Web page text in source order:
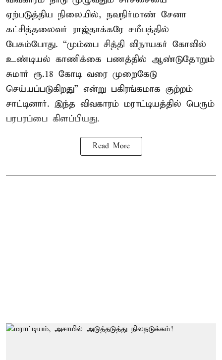
ஏற்படுத்திய நிலையில், நவநிர்மாண் சேனா
கட்சித்தலைவர் ராஜ்தாக்கரே சமீபத்தில்
பேசும்போது. “மும்பை சித்தி விநாயகர் கோவில்
உண்டியல் காணிக்கை பணத்தில் ஆண்டுதோறும்
சுமார் ரூ.18 கோடி வரை முறைகேடு
செய்யப்படுகிறது” என்று பகிரங்கமாக குற்றம்
சாட்டினார். இந்த விவகாரம் மராட்டியத்தில் பெரும்
பரபரப்பை கிளப்பியது.
Read More